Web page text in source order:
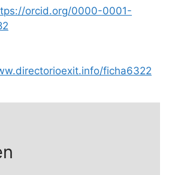
orcid.org/0000-0001-
ficha6322